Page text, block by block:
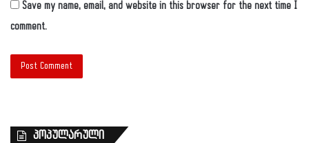
Save my name, email, and website in this browser for the next time I
comment.
პოპულარული